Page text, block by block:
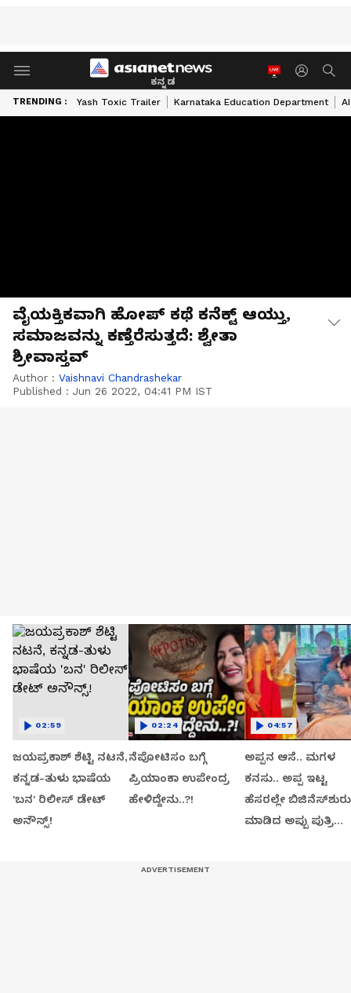
ಕನ್ನಡ
TRENDING : Yash Toxic Trailer Karnataka Education Department
ವೈಯಕ್ತಿಕವಾಗಿ ಹೋಪ್ ಕಥೆ ಕನೆಕ್ಟ್ ಆಯ್ತು,
ಸಮಾಜವನ್ನು ಕಣ್ತೆರೆಸುತ್ತದೆ: ಶ್ವೇತಾ
ಶ್ರೀವಾಸ್ತವ್
Author : Vaishnavi Chandrashekar
Published : Jun 26 2022, 04:41 PM IST
ಜಯಪ್ರಕಾಶ್ ಶೆಟ್ಟಿ ನಟನೆ,
ಕನ್ನಡ-ತುಳು ಭಾಷೆಯ
'ಬನ' ರಿಲೀಸ್ ಡೇಟ್
ಅನೌನ್ಸ್!
02:59
ನೆಪೋಟಿಸಂ ಬಗ್ಗೆ
ಪ್ರಿಯಾಂಕಾ ಉಪೇಂದ್ರ
ಹೇಳಿದ್ದೇನು..?!
02:24
ಅಪ್ಪನ ಆಸೆ.. ಮಗಳ
ಕನಸು.. ಅಪ್ಪ ಇಟ್ಟ
ಹೆಸರಲ್ಲೇ ಬಿಜಿನೆಸ್​ಶುರು
ಮಾಡಿದ ಅಪ್ಪು ಪುತ್ರಿ
04:57